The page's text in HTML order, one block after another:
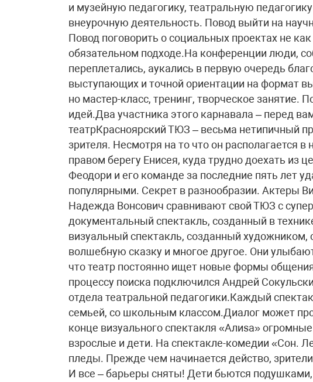
и музейную педагогику, театральную
внеурочную деятельность. Повод выйти на
Повод поговорить о социальных проектах не
обязательном подходе.На конференции люди,
переплетались, аукались в первую очередь
выступающих и точной ориентации на формат
но мастер-класс, тренинг, творческое занятие.
идей.Два участника этого карнавала – перед
театрКрасноярский ТЮЗ – весьма нетипичный
зрителя. Несмотря на то что он располагается
правом берегу Енисея, куда трудно доехать из
Феодори и его команде за последние пять лет
популярными. Секрет в разнообразии. Актеры
Надежда Вонсович сравнивают свой ТЮЗ с
документальный спектакль, созданный в
визуальный спектакль, созданный художником,
волшебную сказку и многое другое. Они
что театр постоянно ищет новые формы
процессу поиска подключился Андрей
отдела театральной педагогики.Каждый
семьей, со школьным классом.Диалог может
конце визуального спектакля «Алиsа»
взрослые и дети. На спектакле-комедии «Сон.
пледы. Прежде чем начинается действо,
И все – барьеры сняты! Дети бьются